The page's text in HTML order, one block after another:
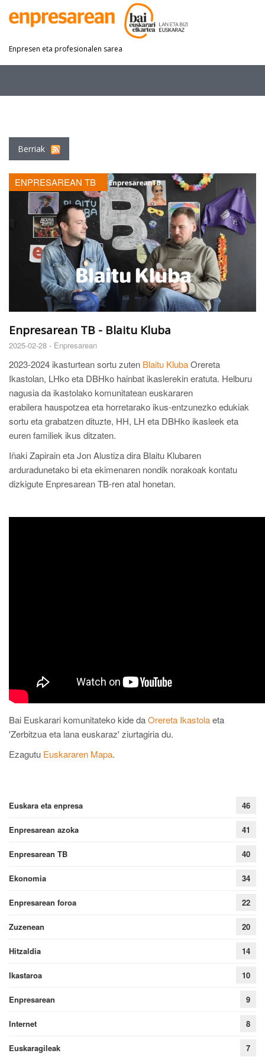
Enpresen eta profesionalen sarea
Berriak
ENPRESAREAN TB
Enpresarean TB - Blaitu Kluba
2025-02-28 - Enpresarean
2023-2024 ikasturtean sortu zuten Blaitu KlubaOrereta
Ikastolan, LHko eta DBHko hainbat ikaslerekin eratuta. Helburu
nagusia da ikastolako komunitatean euskararen
erabilera hauspotzea eta horretarako ikus-entzunezko edukiak
sortu eta grabatzen dituzte, HH, LH eta DBHko ikasleek eta
euren familiek ikus ditzaten.
Iñaki Zapirain eta Jon Alustiza dira Blaitu Klubaren
arduradunetako bi eta ekimenaren nondik norakoak kontatu
dizkigute Enpresarean TB-ren atal honetan.
Bai Euskarari komunitateko kide daOrereta Ikastolaeta
'Zerbitzua eta lana euskaraz' ziurtagiria du.
Ezagutu Euskararen Mapa.
Euskara eta enpresa 46
Enpresarean azoka 41
Enpresarean TB 40
Ekonomia 34
Enpresarean foroa 22
Zuzenean 20
Hitzaldia 14
Ikastaroa 10
Enpresarean 9
Internet 8
Euskaragileak 7